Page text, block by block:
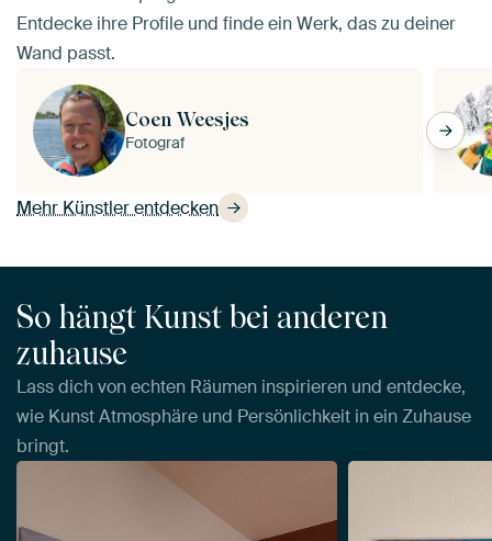
Entdecke ihre Profile und finde ein Werk, das zu deiner
Wand passt.
Mehr Künstler entdecken
Coen Weesjes
Fotograf
So hängt Kunst bei anderen
zuhause
Lass dich von echten Räumen inspirieren und entdecke,
wie Kunst Atmosphäre und Persönlichkeit in ein Zuhause
bringt.